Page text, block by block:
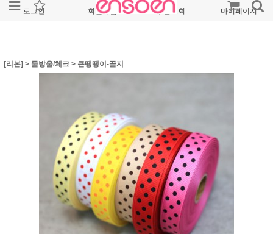
로그인 회원가입 주문조회 마이페이지
[리본] > 물방울/체크 > 큰땡땡이-골지